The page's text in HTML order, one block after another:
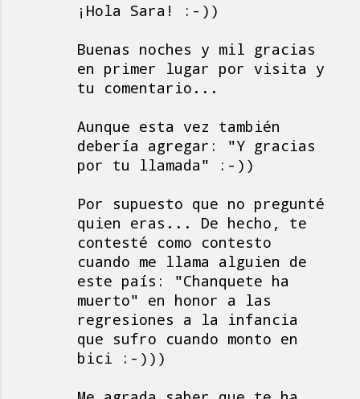
¡Hola Sara! :-))
Buenas noches y mil gracias
en primer lugar por visita y
tu comentario...
Aunque esta vez también
debería agregar: "Y gracias
por tu llamada" :-))
Por supuesto que no pregunté
quien eras... De hecho, te
contesté como contesto
cuando me llama alguien de
este país: "Chanquete ha
muerto" en honor a las
regresiones a la infancia
que sufro cuando monto en
bici :-)))